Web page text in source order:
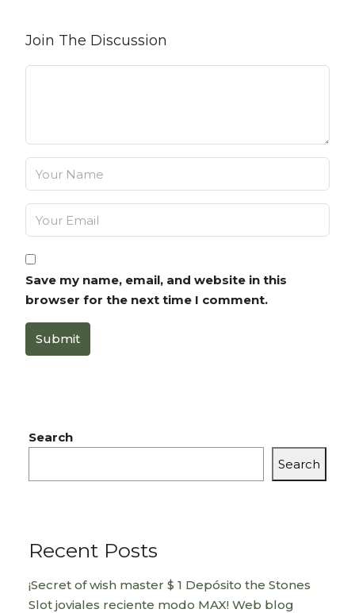
Join The Discussion
Save my name, email, and website in this
browser for the next time I comment.
Submit
Search
Search
Recent Posts
¡Secret of wish master $ 1 Depósito the Stones
Slot joviales reciente modo MAX! Web blog